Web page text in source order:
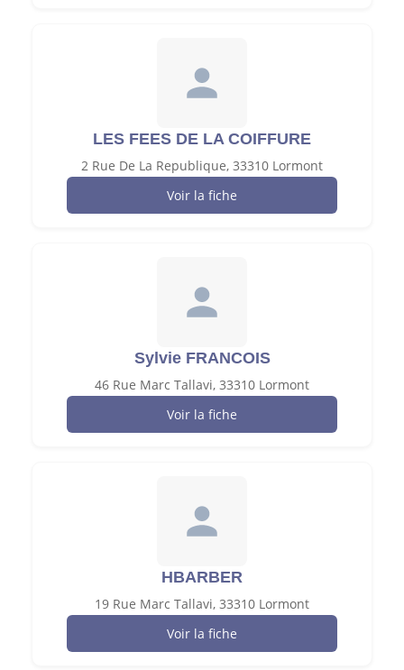
LES FEES DE LA COIFFURE
2 Rue De La Republique, 33310 Lormont
Voir la fiche
Sylvie FRANCOIS
46 Rue Marc Tallavi, 33310 Lormont
Voir la fiche
HBARBER
19 Rue Marc Tallavi, 33310 Lormont
Voir la fiche